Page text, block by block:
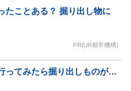
たことある？ 掘り出し物に
PR(UR都市機構)
ってみたら掘り出しものが…